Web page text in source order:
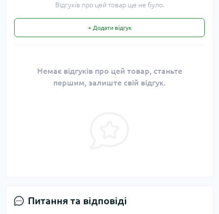
Відгуків про цей товар ще не було.
+ Додати відгук
Немає відгуків про цей товар, станьте
першим, залиште свій відгук.
Питання та відповіді